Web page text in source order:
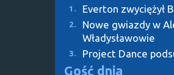
1. Everton zwyciężył
2.
Nowe gwiazdy w
Władysławowie
3. Project Dance
Gość dnia